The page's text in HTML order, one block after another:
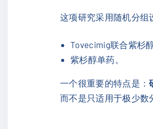
这项研究采用随机分组
Tovecimig联合紫杉醇
紫杉醇单药。
一个很重要的特点是：
而不是只适用于极少数